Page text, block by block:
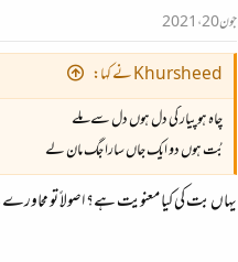
جون 20، 2021
Khursheed نے کہا:
چاہ ہو پیار کی دل ہوں دل سے ملے
بُت ہوں دو ایک جاں سارا جگ مان لے
یہاں بت کی کیا معنویت ہے؟ اصولاً تو